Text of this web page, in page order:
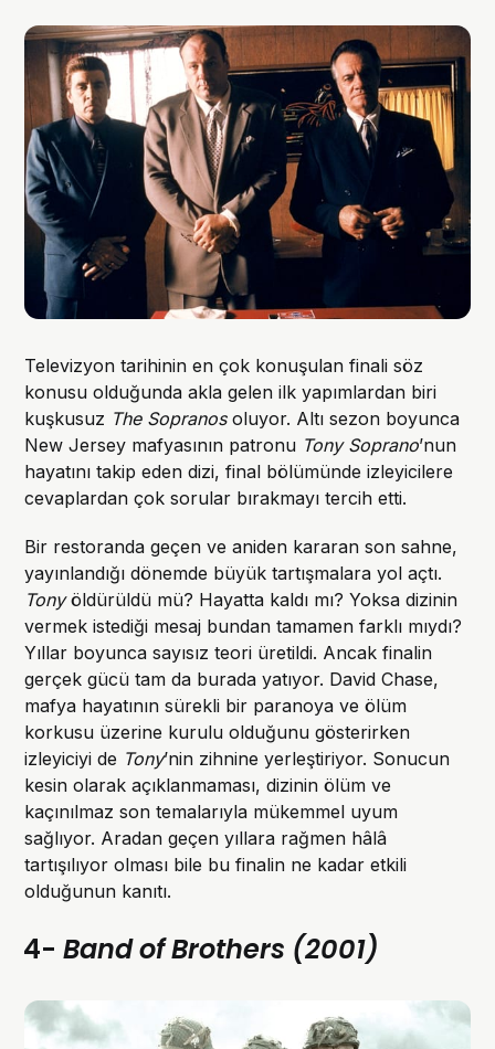
Televizyon tarihinin en çok konuşulan finali söz
konusu olduğunda akla gelen ilk yapımlardan biri
kuşkusuz The Sopranosoluyor. Altı sezon boyunca
New Jersey mafyasının patronu Tony Soprano’nun
hayatını takip eden dizi, final bölümünde izleyicilere
cevaplardan çok sorular bırakmayı tercih etti.
Bir restoranda geçen ve aniden kararan son sahne,
yayınlandığı dönemde büyük tartışmalara yol açtı.
Tonyöldürüldü mü? Hayatta kaldı mı? Yoksa dizinin
vermek istediği mesaj bundan tamamen farklı mıydı?
Yıllar boyunca sayısız teori üretildi. Ancak finalin
gerçek gücü tam da burada yatıyor. David Chase,
mafya hayatının sürekli bir paranoya ve ölüm
korkusu üzerine kurulu olduğunu gösterirken
izleyiciyi de Tony’nin zihnine yerleştiriyor. Sonucun
kesin olarak açıklanmaması, dizinin ölüm ve
kaçınılmaz son temalarıyla mükemmel uyum
sağlıyor. Aradan geçen yıllara rağmen hâlâ
tartışılıyor olması bile bu finalin ne kadar etkili
olduğunun kanıtı.
4-Band of Brothers (2001)